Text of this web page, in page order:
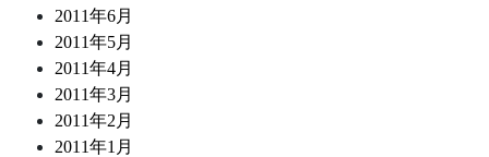
2011年6月
2011年5月
2011年4月
2011年3月
2011年2月
2011年1月